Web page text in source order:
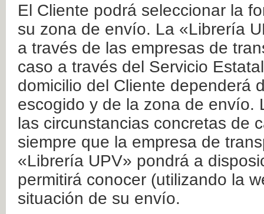
El Cliente podrá seleccionar la
su zona de envío. La «Librería
a través de las empresas de
caso a través del Servicio
domicilio del Cliente dependerá
escogido y de la zona de envío.
las circunstancias concretas de
siempre que la empresa de
«Librería UPV» pondrá a
permitirá conocer (utilizando la
situación de su envío.